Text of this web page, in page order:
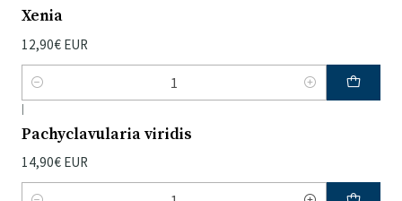
Xenia
12,90€ EUR
Quantidade
|
Pachyclavularia viridis
14,90€ EUR